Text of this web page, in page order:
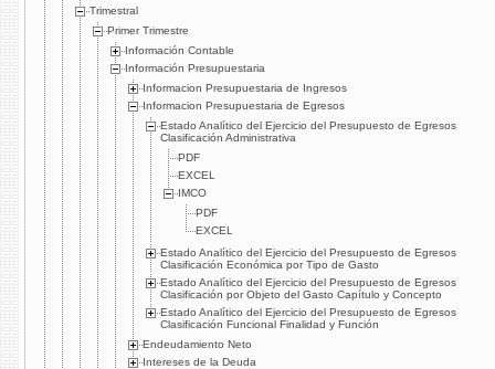
Trimestral
Primer Trimestre
Información Contable
Información Presupuestaria
Informacion Presupuestaria de Ingresos
Informacion Presupuestaria de Egresos
Estado Analítico del Ejercicio del Presupuesto de Egresos
Clasificación Administrativa
PDF
EXCEL
IMCO
PDF
EXCEL
Estado Analítico del Ejercicio del Presupuesto de Egresos
Clasificación Económica por Tipo de Gasto
Estado Analítico del Ejercicio del Presupuesto de Egresos
Clasificación por Objeto del Gasto Capítulo y Concepto
Estado Analítico del Ejercicio del Presupuesto de Egresos
Clasificación Funcional Finalidad y Función
Endeudamiento Neto
Intereses de la Deuda